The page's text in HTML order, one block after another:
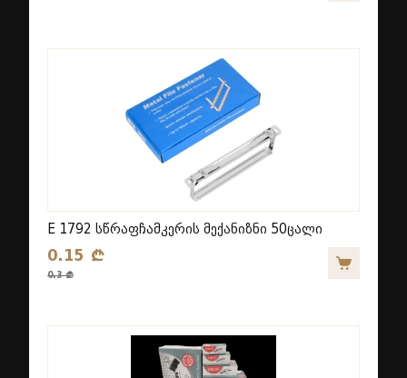
E 1792 სწრაფჩამკერის მექანიზნი 50ცალი
0.15 ₾
0.3 ₾